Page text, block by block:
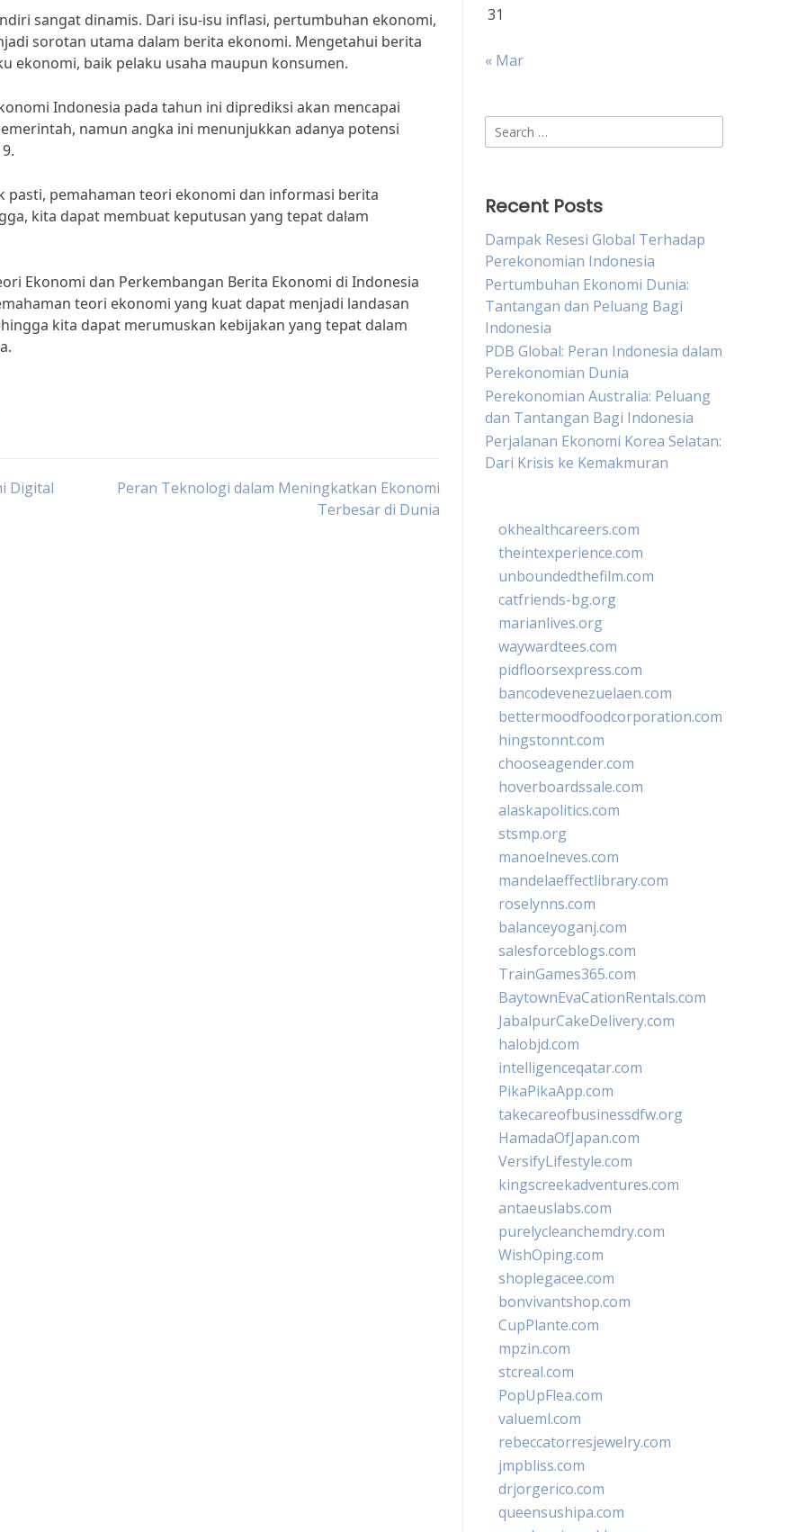
sangat dinamis. Dari isu-isu inflasi, pertumbuhan ekonomi,
sorotan utama dalam berita ekonomi. Mengetahui berita
ekonomi, baik pelaku usaha maupun konsumen.
Indonesia pada tahun ini diprediksi akan mencapai
namun angka ini menunjukkan adanya potensi
pemahaman teori ekonomi dan informasi berita
kita dapat membuat keputusan yang tepat dalam
Ekonomi dan Perkembangan Berita Ekonomi di Indonesia
teori ekonomi yang kuat dapat menjadi landasan
kita dapat merumuskan kebijakan yang tepat dalam
Digital
Peran Teknologi dalam Meningkatkan Ekonomi
Terbesar di Dunia
31
« Mar
Search
for:
Recent Posts
Dampak Resesi Global Terhadap
Perekonomian Indonesia
Pertumbuhan Ekonomi Dunia:
Tantangan dan Peluang Bagi
Indonesia
PDB Global: Peran Indonesia dalam
Perekonomian Dunia
Perekonomian Australia: Peluang
dan Tantangan Bagi Indonesia
Perjalanan Ekonomi Korea Selatan:
Dari Krisis ke Kemakmuran
okhealthcareers.com
theintexperience.com
unboundedthefilm.com
catfriends-bg.org
marianlives.org
waywardtees.com
pidfloorsexpress.com
bancodevenezuelaen.com
bettermoodfoodcorporation.com
hingstonnt.com
chooseagender.com
hoverboardssale.com
alaskapolitics.com
stsmp.org
manoelneves.com
mandelaeffectlibrary.com
roselynns.com
balanceyoganj.com
salesforceblogs.com
TrainGames365.com
BaytownEvaCationRentals.com
JabalpurCakeDelivery.com
halobjd.com
intelligenceqatar.com
PikaPikaApp.com
takecareofbusinessdfw.org
HamadaOfJapan.com
VersifyLifestyle.com
kingscreekadventures.com
antaeuslabs.com
purelycleanchemdry.com
WishOping.com
shoplegacee.com
bonvivantshop.com
CupPlante.com
mpzin.com
stcreal.com
PopUpFlea.com
valueml.com
rebeccatorresjewelry.com
jmpbliss.com
drjorgerico.com
queensushipa.com